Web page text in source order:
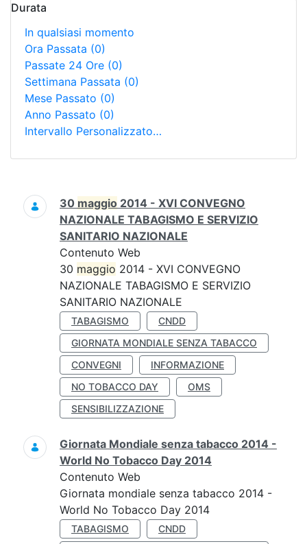
Durata
In qualsiasi momento
Ora Passata (0)
Passate 24 Ore (0)
Settimana Passata (0)
Mese Passato (0)
Anno Passato (0)
Intervallo Personalizzato…
Ricerca
30 maggio 2014 - XVI CONVEGNO
NAZIONALE TABAGISMO E SERVIZIO
SANITARIO NAZIONALE
Contenuto Web
30 maggio 2014 - XVI CONVEGNO
NAZIONALE TABAGISMO E SERVIZIO
SANITARIO NAZIONALE
TABAGISMO
CNDD
GIORNATA MONDIALE SENZA TABACCO
CONVEGNI
INFORMAZIONE
NO TOBACCO DAY
OMS
SENSIBILIZZAZIONE
Giornata Mondiale senza tabacco 2014 -
World No Tobacco Day 2014
Contenuto Web
Giornata mondiale senza tabacco 2014 -
World No Tobacco Day 2014
TABAGISMO
CNDD